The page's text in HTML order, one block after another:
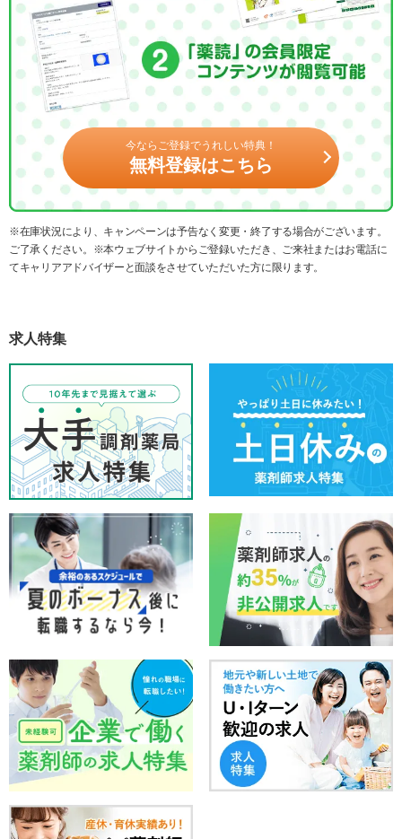
今ならご登録でうれしい特典！
無料登録はこちら
※在庫状況により、キャンペーンは予告なく変更・終了する場合がございます。
ご了承ください。※本ウェブサイトからご登録いただき、ご来社またはお電話に
てキャリアアドバイザーと面談をさせていただいた方に限ります。
求人特集